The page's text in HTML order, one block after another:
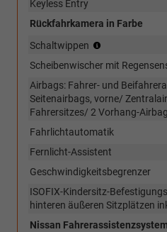
Keyless Entry
Rückfahrkamera in Farbe
Schaltwippen
Verbindung
mit
Xtronic-
Scheibenwischer mit
Airbags: Fahrer- und
Seitenairbags, vorne/
Fahrersitzes/ 2 Vorhang-
Fahrlichtautomatik
Fernlicht-Assistent
Geschwindigkeitsbegrenzer
ISOFIX-Kindersitz-
hinteren äußeren Sitzplätzen
Nissan